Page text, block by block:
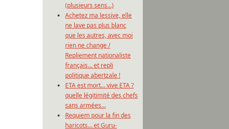
(plusieurs sens…)
Achetez ma lessive, elle
ne lave pas plus blanc
que les autres, avec moi
rien ne change /
Repliement nationaliste
français… et repli
politique abertzale !
ETA est mort… vive ETA ?
quelle légitimité des chefs
sans armées…
Requiem pour la fin des
haricots… et Guru-